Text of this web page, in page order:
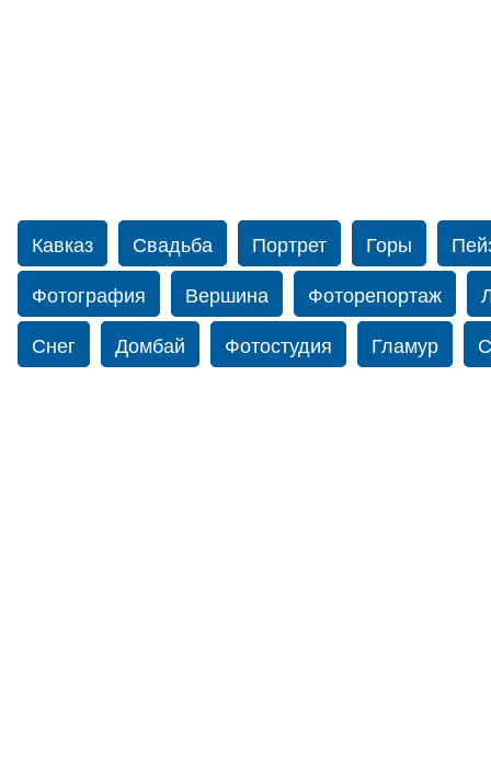
Кавказ Свадьба Портрет Горы
Фотография
Вершина Фоторепортаж
Снег
Домбай Фотостудия Гламур